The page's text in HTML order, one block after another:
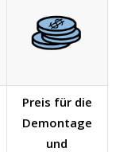
Preis für die
Demontage
und